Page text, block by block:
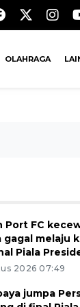
OLAHRAGA
Port FC
gagal melaju
Piala
2026 07:49
jumpa